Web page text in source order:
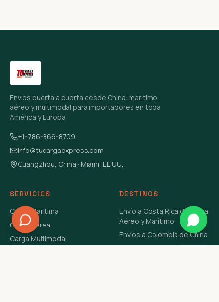
Envíos puerta a puerta desde China: marítimo,
aéreo y multimodal para importadores en toda
América y Europa.
+1-786-866-8709
info@tucargaexpress.com
Guangzhou, China · Miami, EE.UU.
SERVICIOS
Carga Marítima
Carga Aérea
Carga Multimodal
DESTINOS
Envío a Costa Rica de China
Aéreo y Marítimo
Envíos a Colombia de China